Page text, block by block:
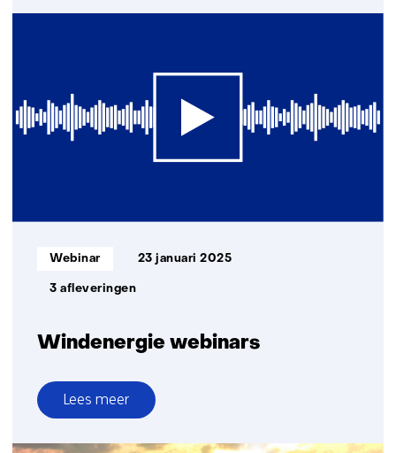
Slimme
netoplossingen
Windenergie webinars
Informatietype:
Webinar 23 januari 2025
3 afleveringen
Lees meer
over
Windenergie